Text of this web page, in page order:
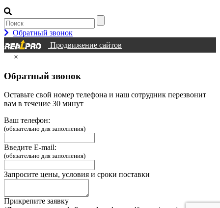
Обратный звонок
Продвижение сайтов
×
Обратный звонок
Оставьте свой номер телефона и наш сотрудник перезвонит
вам в течение 30 минут
Ваш телефон:
(обязательно для заполнения)
Введите E-mail:
(обязательно для заполнения)
Запросите цены, условия и сроки поставки
Прикрепите заявку